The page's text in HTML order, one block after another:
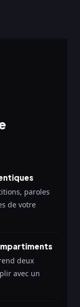
paroles
de votre
deux
avec un